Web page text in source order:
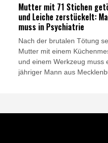
Mutter mit 71 Stichen
und Leiche zerstückelt:
muss in Psychiatrie
Nach der brutalen Tötung
Mutter mit einem
und einem Werkzeug muss
jähriger Mann aus
am vergangenen Freitag